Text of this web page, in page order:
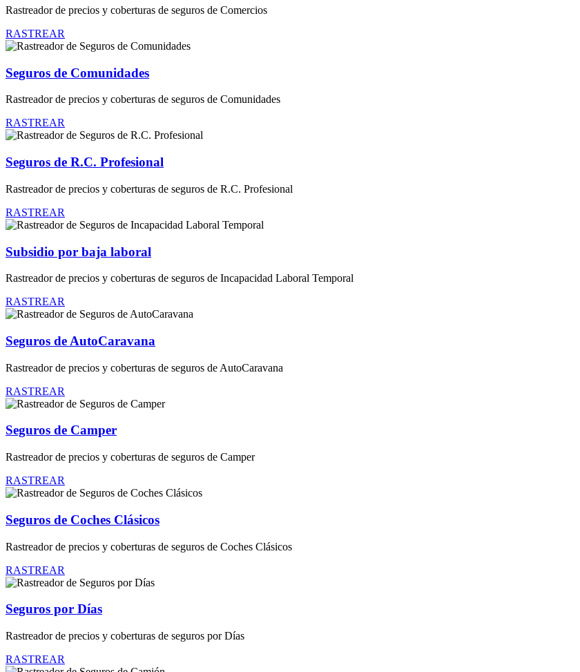
Rastreador de precios y coberturas de seguros de Comercios
RASTREAR
Seguros de Comunidades
Rastreador de precios y coberturas de seguros de Comunidades
RASTREAR
Seguros de R.C. Profesional
Rastreador de precios y coberturas de seguros de R.C. Profesional
RASTREAR
Subsidio por baja laboral
Rastreador de precios y coberturas de seguros de Incapacidad Laboral Temporal
RASTREAR
Seguros de AutoCaravana
Rastreador de precios y coberturas de seguros de AutoCaravana
RASTREAR
Seguros de Camper
Rastreador de precios y coberturas de seguros de Camper
RASTREAR
Seguros de Coches Clásicos
Rastreador de precios y coberturas de seguros de Coches Clásicos
RASTREAR
Seguros por Días
Rastreador de precios y coberturas de seguros por Días
RASTREAR